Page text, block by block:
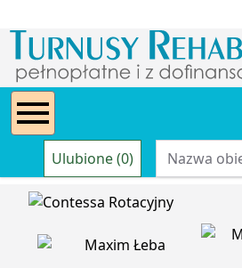
Ulubione (0)